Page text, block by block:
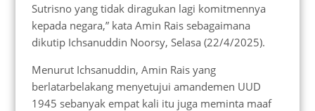
Sutrisno yang tidak diragukan lagi komitmennya
kepada negara,” kata Amin Rais sebagaimana
dikutip Ichsanuddin Noorsy, Selasa (22/4/2025).
Menurut Ichsanuddin, Amin Rais yang
berlatarbelakang menyetujui amandemen UUD
1945 sebanyak empat kali itu juga meminta maaf